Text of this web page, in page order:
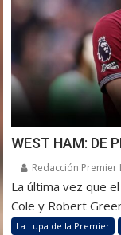
WEST HAM: DE
Redacción Premier
La última vez que
Cole y Robert
La Lupa de la Premier